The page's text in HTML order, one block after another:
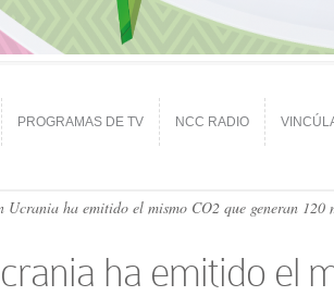
PROGRAMAS DE TV NCC RADIO
Ucrania ha emitido el mismo CO2 que generan 120
ha emitido el